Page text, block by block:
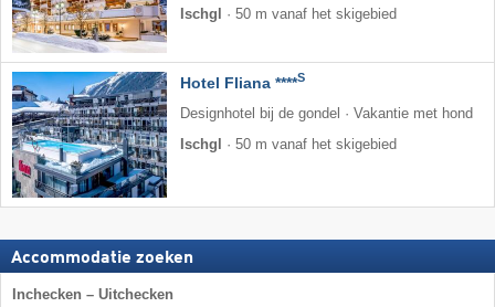
Ischgl · 50 m vanaf het skigebied
Hotel Fliana ****S
Designhotel bij de gondel · Vakantie met hond
Ischgl
· 50 m vanaf het skigebied
Accommodatie zoeken
Inchecken – Uitchecken